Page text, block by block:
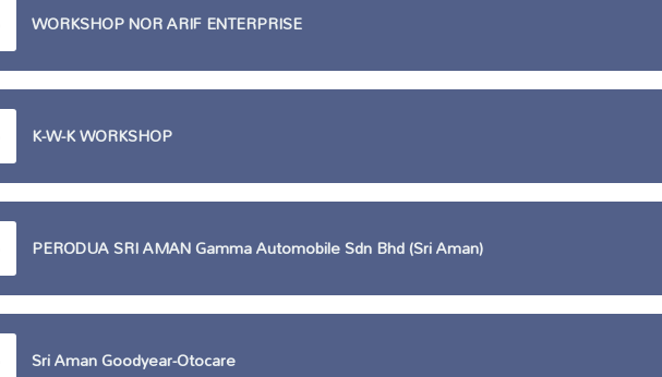
WORKSHOP NOR ARIF ENTERPRISE
K-W-K WORKSHOP
PERODUA SRI AMAN Gamma Automobile Sdn Bhd (Sri Aman)
Sri Aman Goodyear-Otocare